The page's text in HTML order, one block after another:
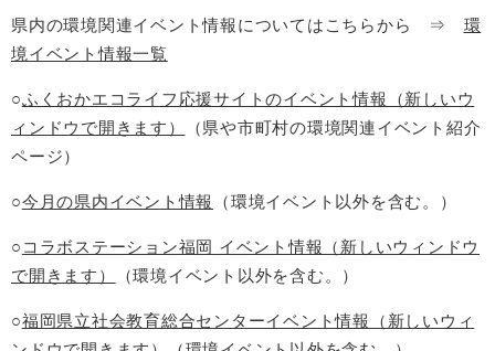
県内の環境関連イベント情報についてはこちらから ⇒ 環
境イベント情報一覧
○ふくおかエコライフ応援サイトのイベント情報（新しいウ
ィンドウで開きます）
（県や市町村の環境関連イベント紹介
ページ）
○今月の県内イベント情報 （環境イベント以外を含む。）
○ コラボステーション福岡 イベント情報（新しいウィンドウ
で開きます）
（環境イベント以外を含む。）
○福岡県立社会教育総合センターイベント情報（新しいウィ